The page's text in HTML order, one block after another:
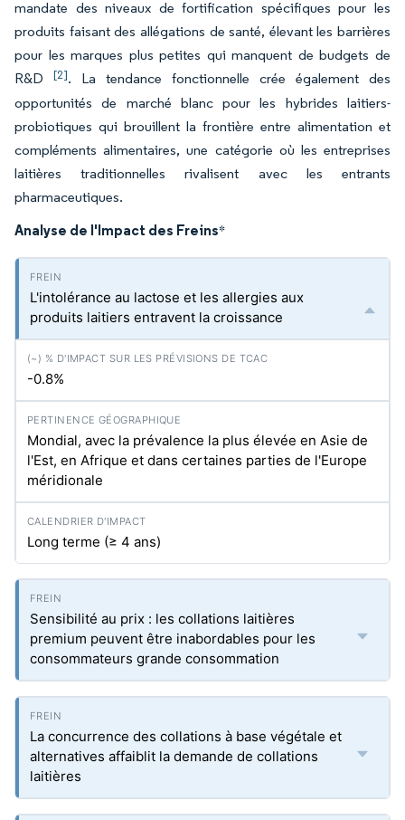
mandate des niveaux de fortification spécifiques pour les
produits faisant des allégations de santé, élevant les barrières
pour les marques plus petites qui manquent de budgets de
R&D [2]. La tendance fonctionnelle crée également des
opportunités de marché blanc pour les hybrides laitiers-
probiotiques qui brouillent la frontière entre alimentation et
compléments alimentaires, une catégorie où les entreprises
laitières traditionnelles rivalisent avec les entrants
pharmaceutiques.
Analyse de l'Impact des Freins*
L'intolérance au lactose et les allergies aux
produits laitiers entravent la croissance
-0.8%
Mondial, avec la prévalence la plus élevée en Asie de
l'Est, en Afrique et dans certaines parties de l'Europe
méridionale
Long terme (≥ 4 ans)
Sensibilité au prix : les collations laitières
premium peuvent être inabordables pour les
consommateurs grande consommation
La concurrence des collations à base végétale et
alternatives affaiblit la demande de collations
laitières